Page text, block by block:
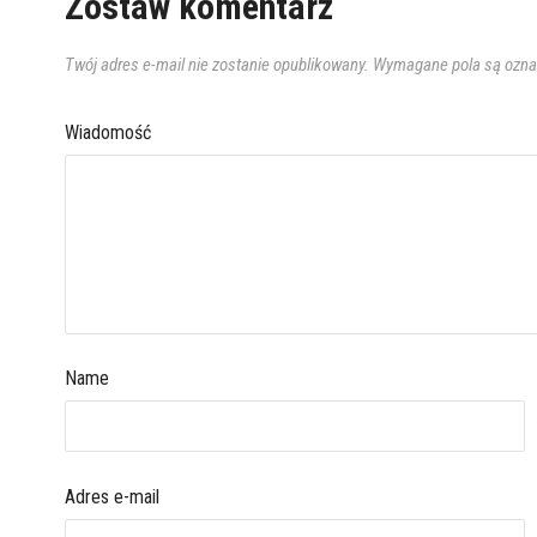
Twój adres e-mail nie zostanie opublikowany. Wymagane pola są
Wiadomość
Name
Adres e-mail